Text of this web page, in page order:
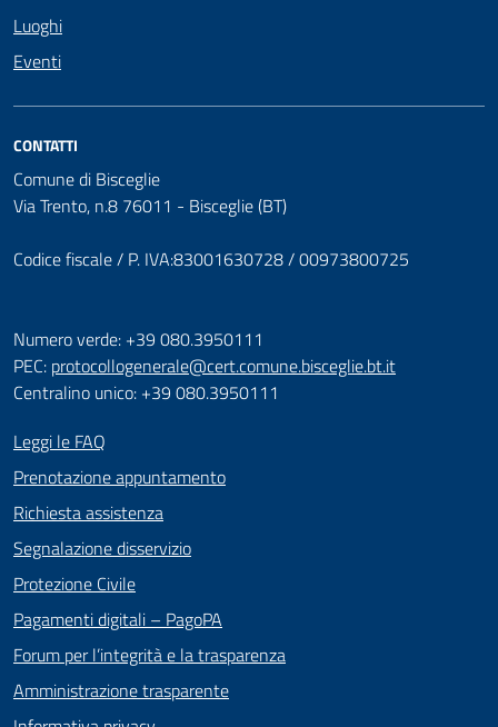
Luoghi
Eventi
CONTATTI
Comune di Bisceglie
Via Trento, n.8 76011 - Bisceglie (BT)
Codice fiscale / P. IVA:83001630728 / 00973800725
Numero verde: +39 080.3950111
PEC: protocollogenerale@cert.comune.bisceglie.bt.it
Centralino unico: +39 080.3950111
Leggi le FAQ
Prenotazione appuntamento
Richiesta assistenza
Segnalazione disservizio
Protezione Civile
Pagamenti digitali – PagoPA
Forum per l’integrità e la trasparenza
Amministrazione trasparente